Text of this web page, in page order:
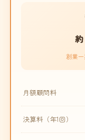
約
創業
月額顧問料
決算料（年1回）